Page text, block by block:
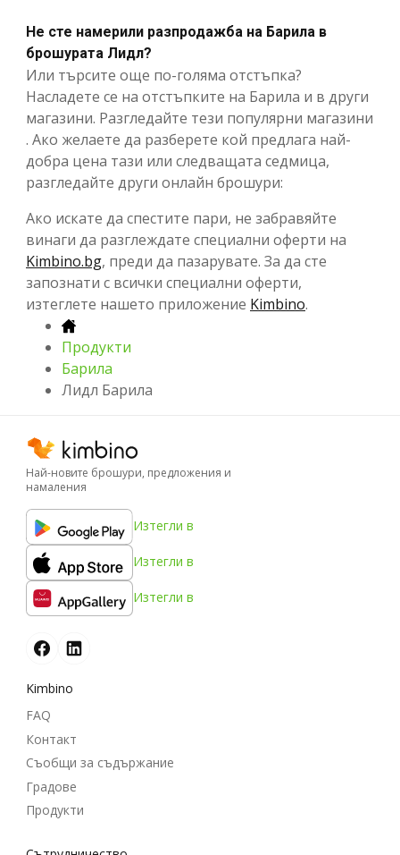
Не сте намерили разпродажба на Барила в
брошурата Лидл?
Или търсите още по-голяма отстъпка?
Насладете се на отстъпките на Барила и в други
магазини. Разгледайте тези популярни магазини
. Ако желаете да разберете кой предлага най-
добра цена тази или следващата седмица,
разгледайте други онлайн брошури:
Ако искате да спестите пари, не забравяйте
винаги да разглеждате специални оферти на
Kimbino.bg, преди да пазарувате. За да сте
запознати с всички специални оферти,
изтеглете нашето приложение Kimbino.
Продукти
Барила
Лидл Барила
Най-новите брошури, предложения и
намаления
Изтегли в
Изтегли в
Изтегли в
Kimbino
FAQ
Контакт
Съобщи за съдържание
Градове
Продукти